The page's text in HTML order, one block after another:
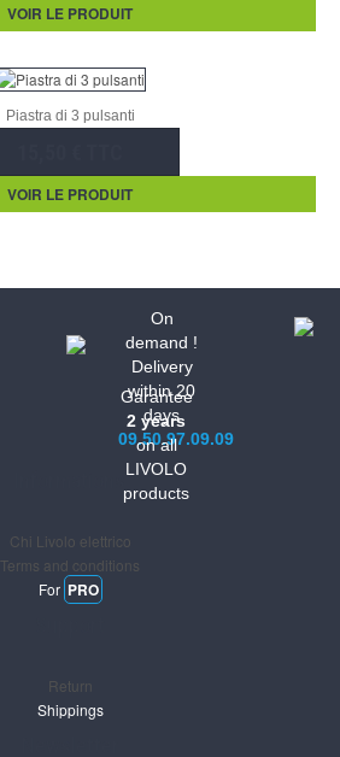
VOIR LE PRODUIT
Piastra di 3 pulsanti
VOIR LE PRODUIT
On
demand !
Delivery
within 20
days
09.50.97.09.09
Garantee
2 years
on all
LIVOLO
products
Chi Livolo elettrico
Terms and conditions
For PRO
Return
Shippings